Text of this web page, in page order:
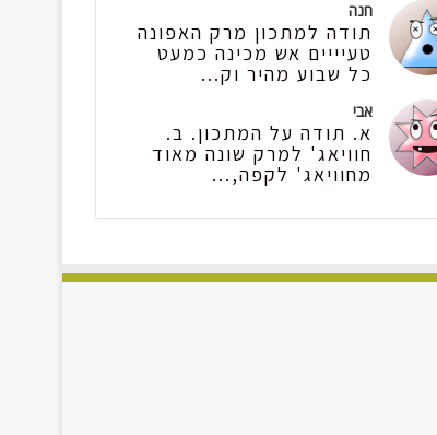
חנה
תודה למתכון מרק האפונה
טעיייים אש מכינה כמעט
כל שבוע מהיר וק...
אבי
א. תודה על המתכון. ב.
חוויאג' למרק שונה מאוד
מחוויאג' לקפה,...